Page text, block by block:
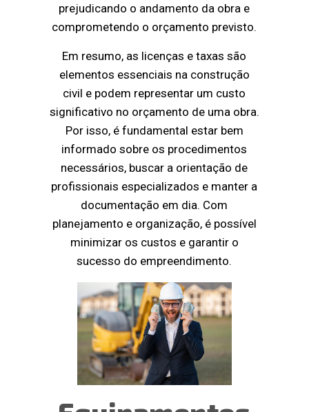
prejudicando o andamento da obra e
comprometendo o orçamento previsto.
Em resumo, as licenças e taxas são
elementos essenciais na construção
civil e podem representar um custo
significativo no orçamento de uma obra.
Por isso, é fundamental estar bem
informado sobre os procedimentos
necessários, buscar a orientação de
profissionais especializados e manter a
documentação em dia. Com
planejamento e organização, é possível
minimizar os custos e garantir o
sucesso do empreendimento.